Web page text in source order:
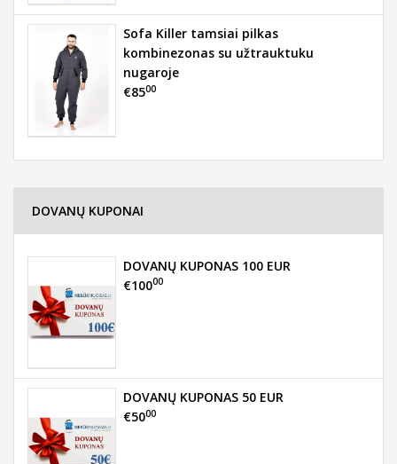
Sofa Killer tamsiai pilkas
kombinezonas su užtrauktuku
nugaroje
€8500
DOVANŲ KUPONAI
DOVANŲ KUPONAS 100 EUR
€10000
DOVANŲ KUPONAS 50 EUR
€5000